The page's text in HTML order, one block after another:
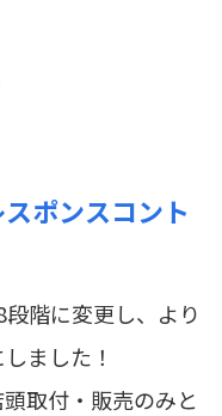
ポンスコント
階に変更し、より
ました！
取付・販売のみと